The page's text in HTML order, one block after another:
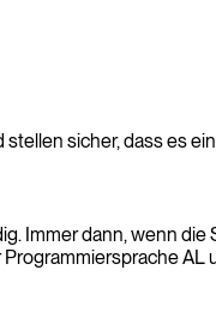
sicher, dass es
Immer dann, wenn